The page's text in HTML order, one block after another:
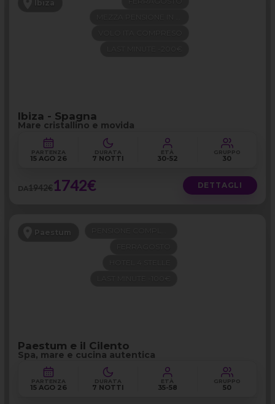
Ibiza
Ibiza - Spagna
Mare cristallino e movida
PARTENZA
15 AGO 26
DURATA
7 NOTTI
ETÀ
30-52
GRUPPO
30
DA1942€1742€ DETTAGLI
Paestum
Paestum e il Cilento
Spa, mare e cucina autentica
PARTENZA
15 AGO 26
DURATA
7 NOTTI
ETÀ
35-58
GRUPPO
50